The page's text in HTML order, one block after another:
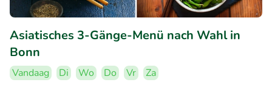
Asiatisches 3-Gänge-Menü nach Wahl in
Bonn
Vandaag Di Wo Do Vr
Za